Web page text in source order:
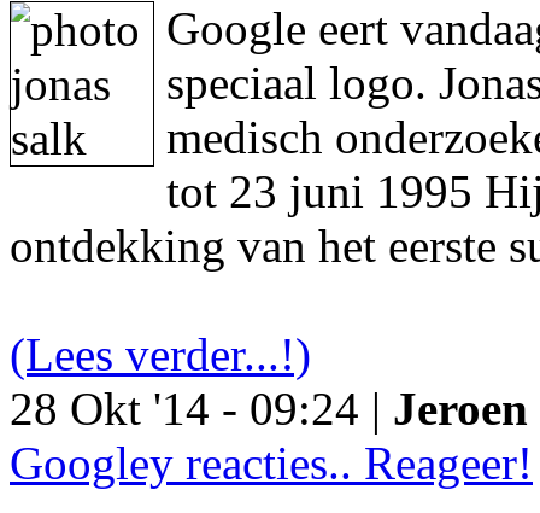
Google eert
speciaal logo.
medisch
tot 23 juni 1995
ontdekking van het eerste
(Lees verder...!)
28 Okt '14 - 09:24 |
Googley reacties.. Reageer!